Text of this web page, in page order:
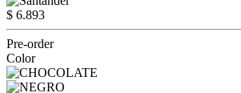
$ 6.893
Pre-order
Color